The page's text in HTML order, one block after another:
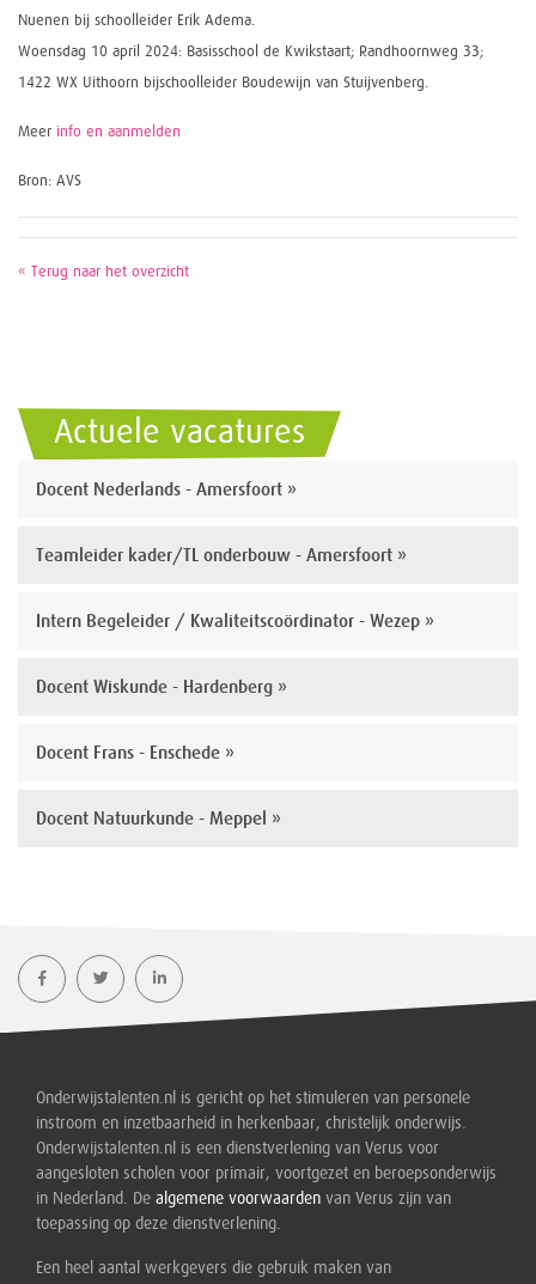
Nuenen bij schoolleider Erik Adema.
Woensdag 10 april 2024: Basisschool de Kwikstaart; Randhoornweg 33;
1422 WX Uithoorn bijschoolleider Boudewijn van Stuijvenberg.
Meer info en aanmelden
Bron: AVS
« Terug naar het overzicht
Actuele vacatures
Docent Nederlands - Amersfoort »
Teamleider kader/TL onderbouw - Amersfoort »
Intern Begeleider / Kwaliteitscoördinator - Wezep »
Docent Wiskunde - Hardenberg »
Docent Frans - Enschede »
Docent Natuurkunde - Meppel »
Onderwijstalenten.nl is gericht op het stimuleren van personele
instroom en inzetbaarheid in herkenbaar, christelijk onderwijs.
Onderwijstalenten.nl is een dienstverlening van Verus voor
aangesloten scholen voor primair, voortgezet en beroepsonderwijs
in Nederland. De algemene voorwaarden van Verus zijn van
toepassing op deze dienstverlening.
Een heel aantal werkgevers die gebruik maken van